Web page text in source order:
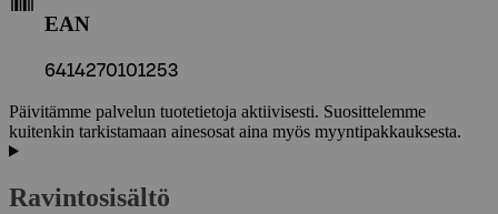
EAN
6414270101253
Päivitämme palvelun tuotetietoja aktiivisesti. Suosittelemme
kuitenkin tarkistamaan ainesosat aina myös myyntipakkauksesta.
Ravintosisältö